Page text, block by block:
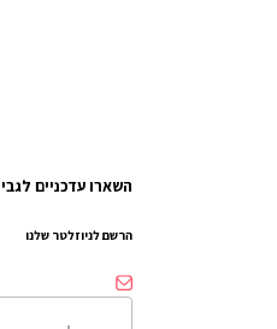
השארו עדכניים
הרשם לניוזלטר שלנו